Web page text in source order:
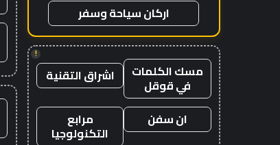
اركان سياحة وسفر
!
مسك الكلمات
في قوقل اشراق التقنية
ان سفن مرابع
التكنولوجيا